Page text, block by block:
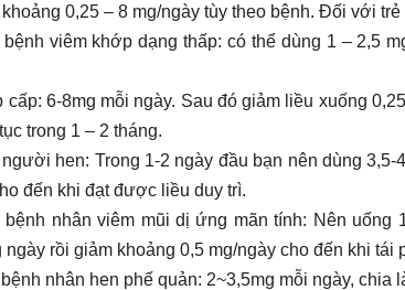
0,25 – 8 mg/ngày tùy theo bệnh. Đối với
bệnh viêm khớp dạng thấp: có thể dùng 1 – 2,5
cấp: 6-8mg mỗi ngày. Sau đó giảm liều xuống
trong 1 – 2 tháng.
hen: Trong 1-2 ngày đầu bạn nên dùng
đến khi đạt được liều duy trì.
bệnh nhân viêm mũi dị ứng mãn tính: Nên uống
ngày rồi giảm khoảng 0,5 mg/ngày cho đến khi tái
nhân hen phế quản: 2~3,5mg mỗi ngày, chia